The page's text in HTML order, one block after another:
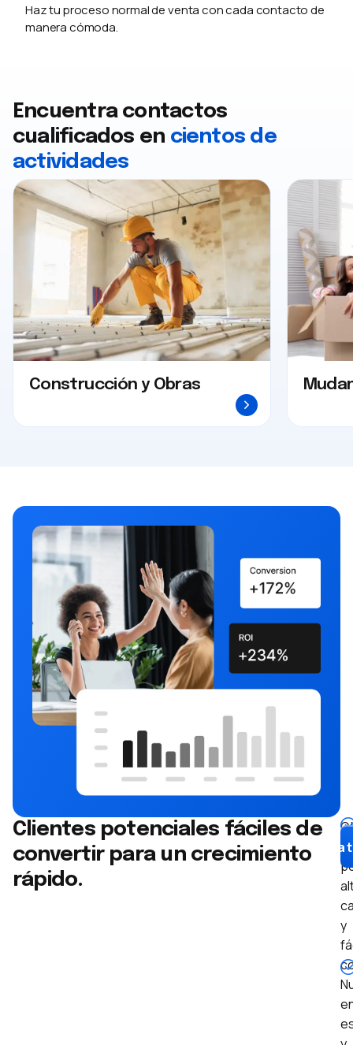
Haz tu proceso normal de venta con cada contacto de
manera cómoda.
Encuentra contactos
cualificados en cientos de
actividades
Construcción y Obras
Clientes potenciales fáciles de
convertir para un crecimiento
rápido.
y
Impulsa